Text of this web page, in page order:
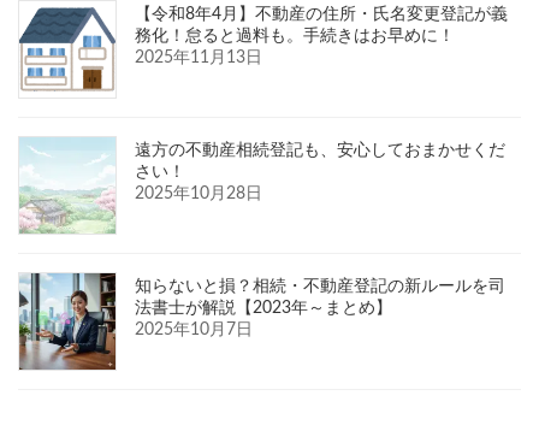
【令和8年4月】不動産の住所・氏名変更登記が義
務化！怠ると過料も。手続きはお早めに！
2025年11月13日
遠方の不動産相続登記も、安心しておまかせくだ
さい！
2025年10月28日
知らないと損？相続・不動産登記の新ルールを司
法書士が解説【2023年～まとめ】
2025年10月7日